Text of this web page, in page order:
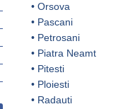
• Orsova
• Pascani
• Petrosani
• Piatra Neamt
• Pitesti
• Ploiesti
• Radauti